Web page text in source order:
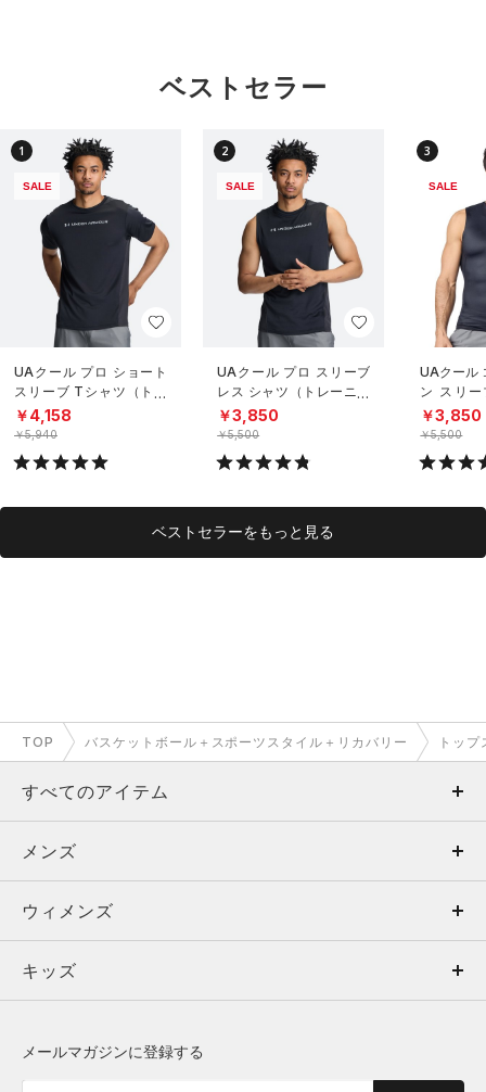
ベストセラー
1
SALE
UAクール プロ ショート
スリーブ Tシャツ（トレ
ーニング/MEN）
￥4,158
￥5,940
2
SALE
UAクール プロ スリーブ
レス シャツ（トレーニン
グ/MEN）
￥3,850
￥5,500
3
SALE
UAクール
ン スリ
（トレー
￥3,850
￥5,500
ベストセラーをもっと見る
TOP バスケットボール＋スポーツスタイル＋リカバリー トップ
すべてのアイテム
メンズ
ウィメンズ
キッズ
メンズ
トップス
ボトムス
ウィメンズ
トップス
キッズ
メールマガジンに登録する